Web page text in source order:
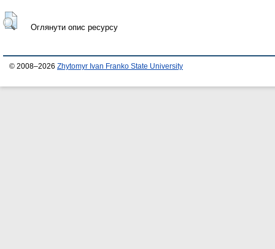
Оглянути опис ресурсу
© 2008–2026 Zhytomyr Ivan Franko State University